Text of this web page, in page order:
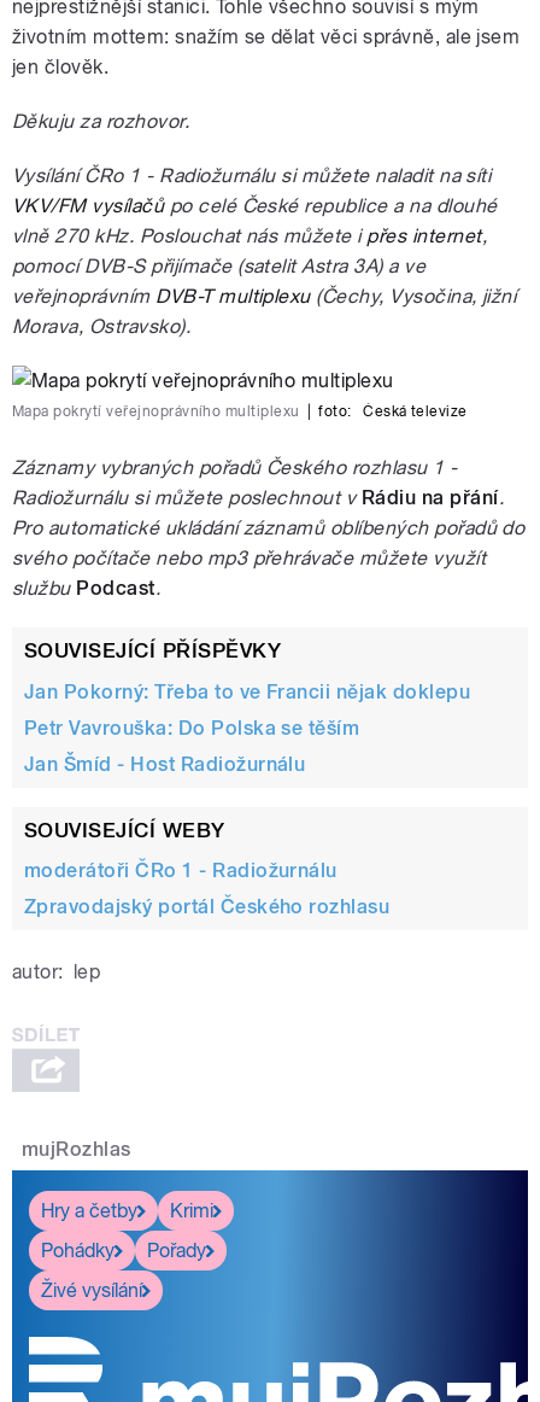
nejprestižnější stanici. Tohle všechno souvisí s mým
životním mottem: snažím se dělat věci správně, ale jsem
jen člověk.
Děkuju za rozhovor.
Vysílání ČRo 1 - Radiožurnálu si můžete naladit na síti
VKV/FM vysílačůpo celé České republice a na dlouhé
vlně 270 kHz. Poslouchat nás můžete i přes internet,
pomocí DVB-S přijímače (satelit Astra 3A) a ve
veřejnoprávním DVB-T multiplexu(Čechy, Vysočina, jižní
Morava, Ostravsko).
Mapa pokrytí veřejnoprávního multiplexu foto: Česká televize
Záznamy vybraných pořadů Českého rozhlasu 1 -
Radiožurnálu si můžete poslechnout v Rádiu na přání.
Pro automatické ukládání záznamů oblíbených pořadů do
svého počítače nebo mp3 přehrávače můžete využít
službu Podcast.
SOUVISEJÍCÍ PŘÍSPĚVKY
Jan Pokorný: Třeba to ve Francii nějak doklepu
Petr Vavrouška: Do Polska se těším
Jan Šmíd - Host Radiožurnálu
SOUVISEJÍCÍ WEBY
moderátoři ČRo 1 - Radiožurnálu
Zpravodajský portál Českého rozhlasu
autor: lep
mujRozhlas
Hry a četby
Krimi
Pohádky
Pořady
Živé vysílání